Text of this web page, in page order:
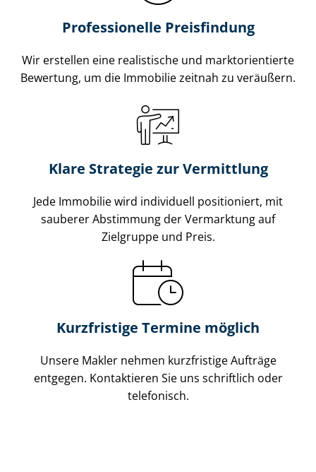
Professionelle Preisfindung
Wir erstellen eine realistische und markt­ori­en­tier­te
Bewertung, um die Immobilie zeitnah zu veräußern.
Klare Strategie zur Vermittlung
Jede Immobilie wird individuell positioniert, mit
sauberer Abstimmung der Vermarktung auf
Zielgruppe und Preis.
Kurzfristige Termine möglich
Unsere Makler nehmen kurzfristige Aufträge
entgegen. Kontaktieren Sie uns schriftlich oder
telefonisch.